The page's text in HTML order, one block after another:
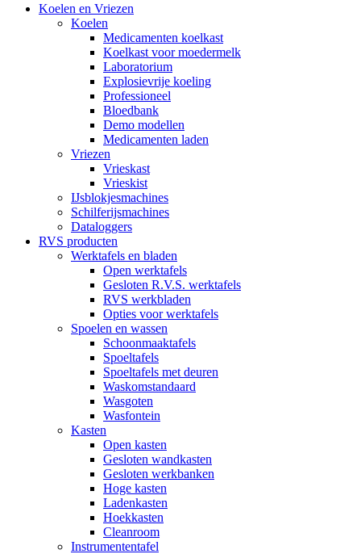
Koelen en Vriezen
Koelen
Medicamenten koelkast
Koelkast voor moedermelk
Laboratorium
Explosievrije koeling
Professioneel
Bloedbank
Demo modellen
Medicamenten laden
Vriezen
Vrieskast
Vrieskist
IJsblokjesmachines
Schilferijsmachines
Dataloggers
RVS producten
Werktafels en bladen
Open werktafels
Gesloten R.V.S. werktafels
RVS werkbladen
Opties voor werktafels
Spoelen en wassen
Schoonmaaktafels
Spoeltafels
Spoeltafels met deuren
Waskomstandaard
Wasgoten
Wasfontein
Kasten
Open kasten
Gesloten wandkasten
Gesloten werkbanken
Hoge kasten
Ladenkasten
Hoekkasten
Cleanroom
Instrumententafel